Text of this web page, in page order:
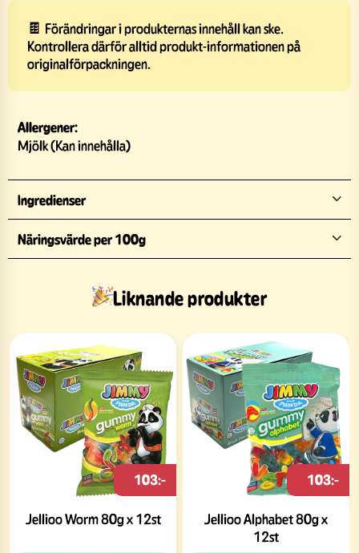
🍫 Förändringar i produkternas innehåll kan ske.
Kontrollera därför alltid produkt-informationen på
originalförpackningen.
Allergener:
Mjölk (Kan innehålla)
Ingredienser
Näringsvärde per 100g
Liknande produkter
Jellioo Worm 80g x 12st
103:-
Jellioo Alphabet 80g x
12st
103:-